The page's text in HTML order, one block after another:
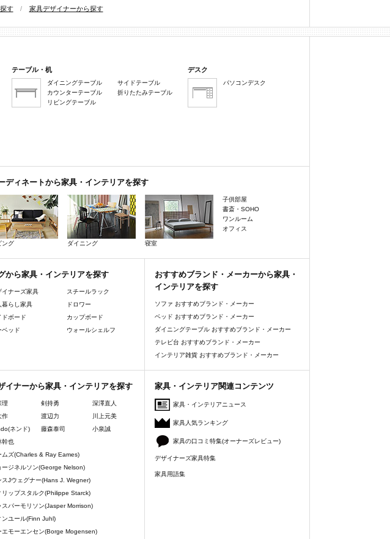
す / 家具デザイナーから探す
テーブル・机
ダイニングテーブル
カウンターテーブル
リビングテーブル
サイドテーブル
折りたたみテーブル
デスク
パソコンデスク
ディネートから家具・インテリアを探す
ング ダイニング 寝室
子供部屋
書斎・SOHO
ワンルーム
オフィス
から家具・インテリアを探す
イナーズ家具
暮らし家具
ドボード
ベッド
スチールラック
ドロワー
カップボード
ウォールシェルフ
おすすめブランド・メーカーから家具・
インテリアを探す
ソファ おすすめブランド・メーカー
ベッド おすすめブランド・メーカー
ダイニングテーブル おすすめブランド・メーカー
テレビ台 おすすめブランド・メーカー
インテリア雑貨 おすすめブランド・メーカー
イナーから家具・インテリアを探す
理 剣持勇
深澤直人
作
渡辺力
川上元美
ネンド)
藤森泰司
小泉誠
幹也
ムズ(Charles & Ray Eames)
ージネルソン(George Nelson)
スJウェグナー(Hans J. Wegner)
リップスタルク(Philippe Starck)
スパーモリソン(Jasper Morrison)
ンユール(Finn Juhl)
エモーエンセン(Borge Mogensen)
家具・インテリア関連コンテンツ
家具・インテリアニュース
家具人気ランキング
家具の口コミ特集(オーナーズレビュー)
デザイナーズ家具特集
家具用語集